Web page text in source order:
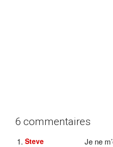
6 commentaires
Steve
Je ne